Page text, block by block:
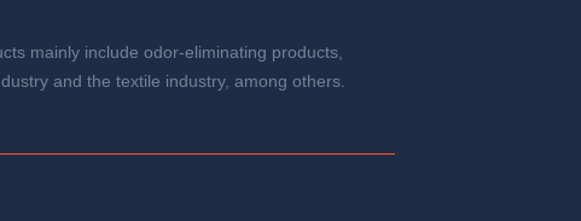
mainly include odor-eliminating products,
and the textile industry, among others.